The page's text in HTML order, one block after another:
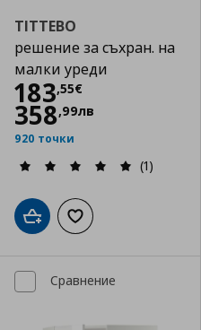
TITTEBO
решение за съхран. на
малки уреди
183,55€
Цена
358,99лв
920 точки
(1)
Добави в кошницата
Добави към списъка
Сравнение